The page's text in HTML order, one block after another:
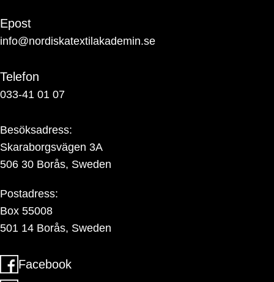
Epost
info@nordiskatextilakademin.se
Telefon
033-41 01 07
Besöksadress:
Skaraborgsvägen 3A
506 30 Borås, Sweden
Postadress:
Box 55008
501 14 Borås, Sweden
Facebook